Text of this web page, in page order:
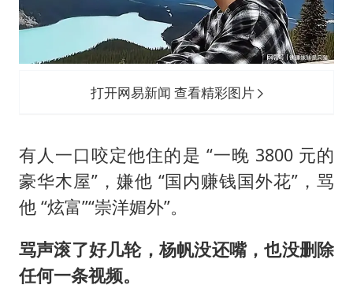
打开网易新闻 查看精彩图片
有人一口咬定他住的是 “一晚 3800 元的
豪华木屋”，嫌他 “国内赚钱国外花”，骂
他 “炫富”“崇洋媚外”。
骂声滚了好几轮，杨帆没还嘴，也没删除
任何一条视频。